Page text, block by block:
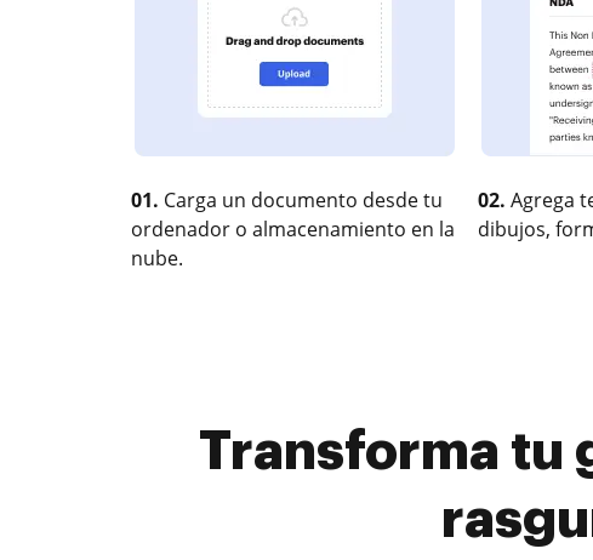
01. Carga un documento desde tu
ordenador o almacenamiento en la
nube.
02. Agrega
dibujos,
Transforma tu